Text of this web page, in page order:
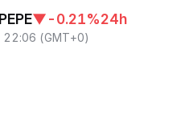
▼-0.21%24h
22:06 (GMT+0)